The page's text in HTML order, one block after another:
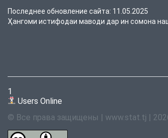
Последнее обновление сайта: 11.05.2025
Ҳангоми истифодаи маводи дар ин сомона
1
Users Online
© Все права защищены | www.stat.tj |